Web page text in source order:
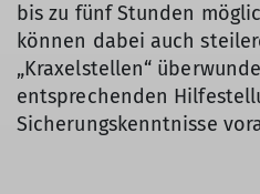
bis zu fünf Stunden
können dabei auch
„Kraxelstellen“
entsprechenden
Sicherungskenntnisse